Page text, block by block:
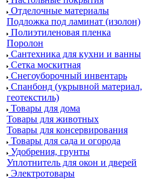
Отделочные материалы
Подложка под ламинат (изолон)
Полиэтиленовая пленка
Поролон
Сантехника для кухни и ванны
Сетка москитная
Снегоуборочный инвентарь
Спанбонд (укрывной материал,
геотекстиль)
Товары для дома
Товары для животных
Товары для консервирования
Товары для сада и огорода
Удобрения, грунты
Уплотнитель для окон и дверей
Электротовары